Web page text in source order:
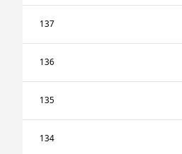
137
136
135
134